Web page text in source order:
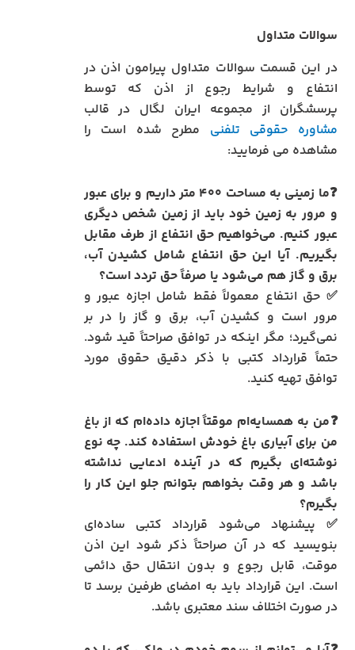
سوالات متداول
در این قسمت سوالات متداول پیرامون اذن در
انتفاع و شرایط رجوع از اذن که توسط
پرسشگران از مجموعه ایران لگال در قالب
مشاوره حقوقی تلفنی مطرح شده است را
مشاهده می فرمایید:
❓ما زمینی به مساحت ۴۰۰ متر داریم و برای عبور
و مرور به زمین خود باید از زمین شخص دیگری
عبور کنیم. می‌خواهیم حق انتفاع از طرف مقابل
بگیریم. آیا این حق انتفاع شامل کشیدن آب،
برق و گاز هم می‌شود یا صرفاً حق تردد است؟
✅ حق انتفاع معمولاً فقط شامل اجازه عبور و
مرور است و کشیدن آب، برق و گاز را در بر
نمی‌گیرد؛ مگر اینکه در توافق صراحتاً قید شود.
حتماً قرارداد کتبی با ذکر دقیق حقوق مورد
توافق تهیه کنید.
❓من به همسایه‌ام موقتاً اجازه داده‌ام که از باغ
من برای آبیاری باغ خودش استفاده کند. چه نوع
نوشته‌ای بگیرم که در آینده ادعایی نداشته
باشد و هر وقت بخواهم بتوانم جلو این کار را
بگیرم؟
✅ پیشنهاد می‌شود قرارداد کتبی ساده‌ای
بنویسید که در آن صراحتاً ذکر شود این اذن
موقت، قابل رجوع و بدون انتقال حق دائمی
است. این قرارداد باید به امضای طرفین برسد تا
در صورت اختلاف سند معتبری باشد.